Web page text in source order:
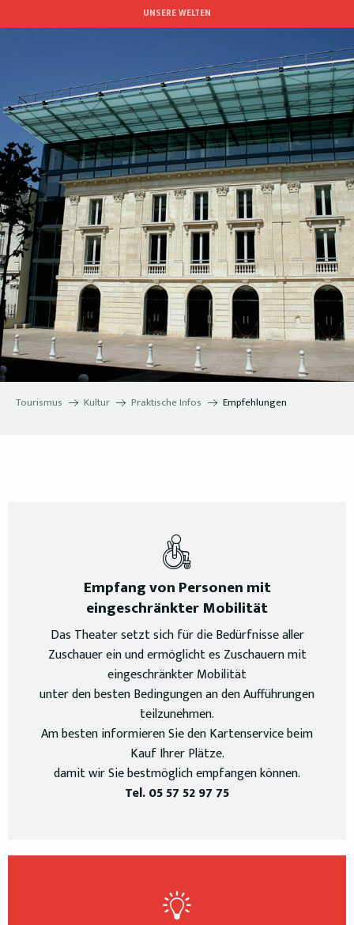
au
UNSERE WELTEN
Tourismus Kultur Praktische Infos Empfehlungen
Empfang von Personen mit
eingeschränkter Mobilität
Das Theater setzt sich für die Bedürfnisse aller
Zuschauer ein und ermöglicht es Zuschauern mit
eingeschränkter Mobilität
unter den besten Bedingungen an den Aufführungen
teilzunehmen.
Am besten informieren Sie den Kartenservice beim
Kauf Ihrer Plätze.
damit wir Sie bestmöglich empfangen können.
Tel. 05 57 52 97 75